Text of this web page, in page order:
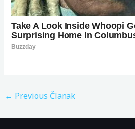
← Previous Članak